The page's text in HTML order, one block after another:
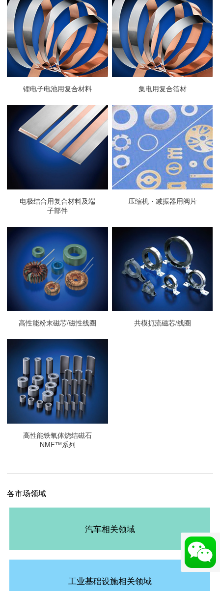
锂电子电池用复合材料 集电用复合箔材
电极结合用复合材料及端
子部件
压缩机・减振器用阀片
高性能粉末磁芯/磁性线圈 共模扼流磁芯/线圈
高性能铁氧体烧结磁石
NMF™系列
各市场领域
汽车相关领域
工业基础设施相关领域